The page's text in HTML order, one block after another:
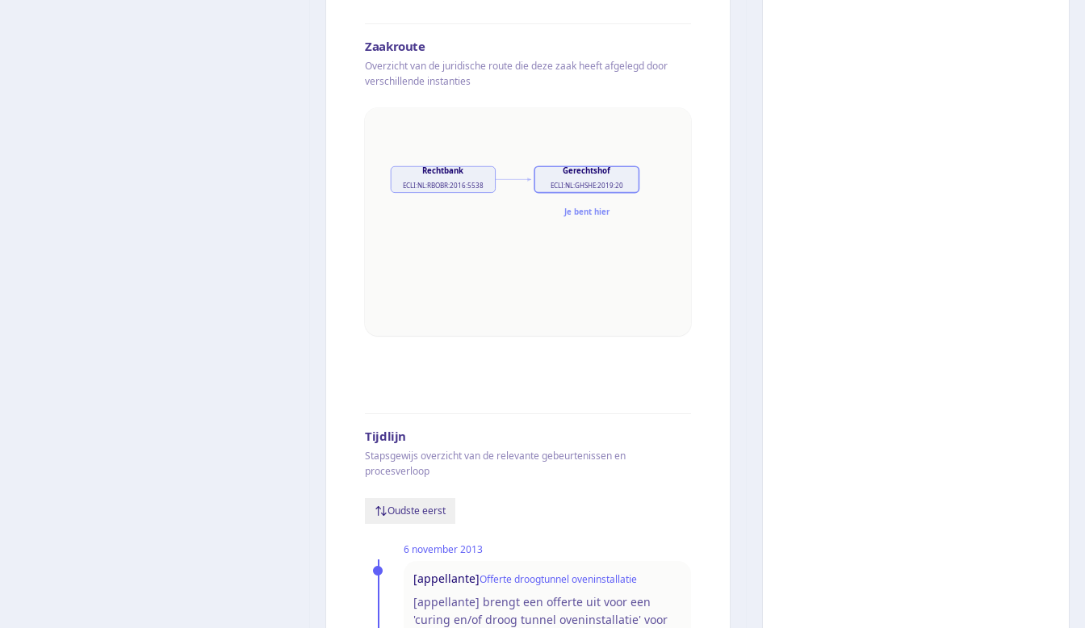
Zaakroute
Overzicht van de juridische route die deze zaak heeft afgelegd door
verschillende instanties
Rechtbank
ECLI:NL:RBOBR:2016:5538
Gerechtshof
ECLI:NL:GHSHE:2019:20
Je bent hier
Tijdlijn
Stapsgewijs overzicht van de relevante gebeurtenissen en
procesverloop
Oudste eerst
6 november 2013
[appellante]Offerte droogtunnel oveninstallatie
[appellante] brengt een offerte uit voor een
'curing en/of droog tunnel oveninstallatie' voor